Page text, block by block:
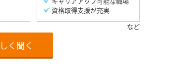
資格取得支援が充実
く聞く